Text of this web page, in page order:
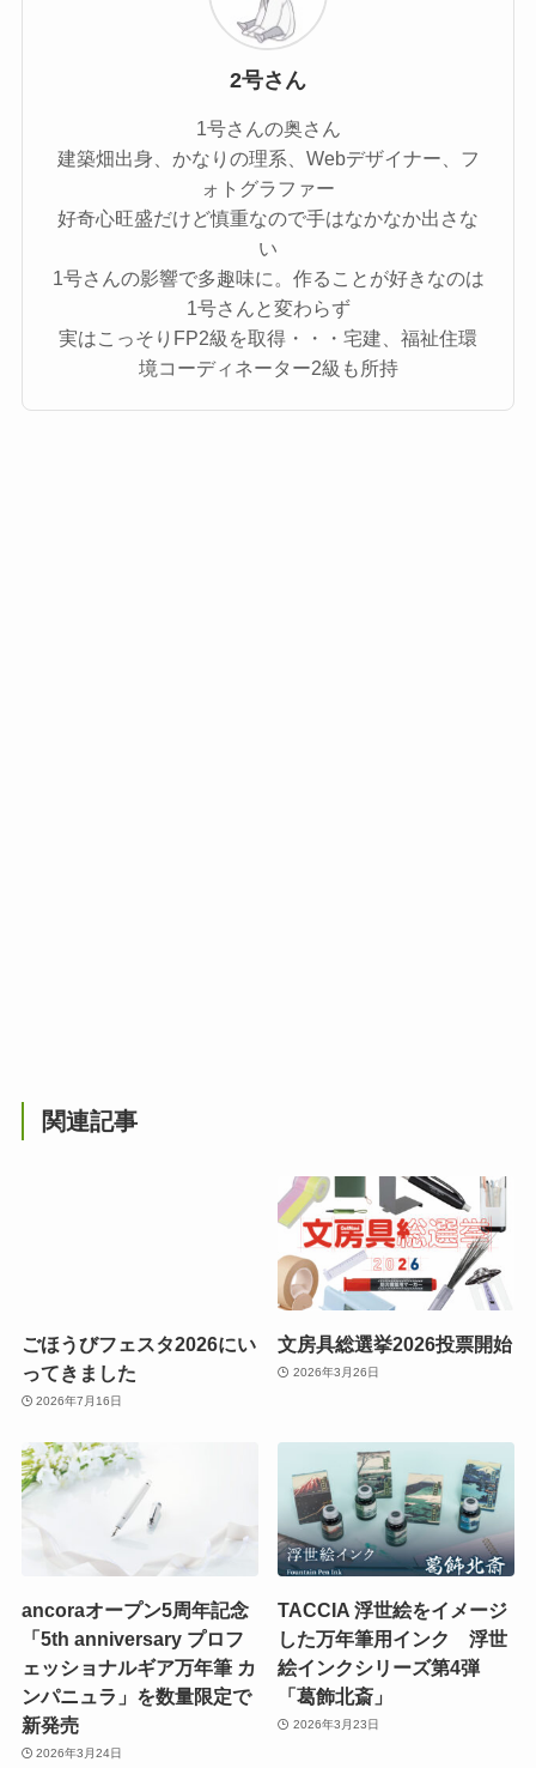
2号さん
1号さんの奥さん
建築畑出身、かなりの理系、Webデザイナー、フ
ォトグラファー
好奇心旺盛だけど慎重なので手はなかなか出さな
い
1号さんの影響で多趣味に。作ることが好きなのは
1号さんと変わらず
実はこっそりFP2級を取得・・・宅建、福祉住環
境コーディネーター2級も所持
関連記事
ごほうびフェスタ2026にい
ってきました
2026年7月16日
文房具総選挙2026投票開始
2026年3月26日
ancoraオープン5周年記念
「5th anniversary プロフ
ェッショナルギア万年筆 カ
ンパニュラ」を数量限定で
新発売
2026年3月24日
TACCIA 浮世絵をイメージ
した万年筆用インク 浮世
絵インクシリーズ第4弾
「葛飾北斎」
2026年3月23日